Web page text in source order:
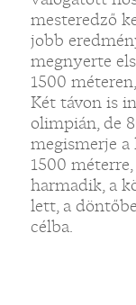
mesteredző
jobb
megnyerte
1500
Két távon is
olimpián, de
megismerje
1500
harmadik, a
lett, a
célba.